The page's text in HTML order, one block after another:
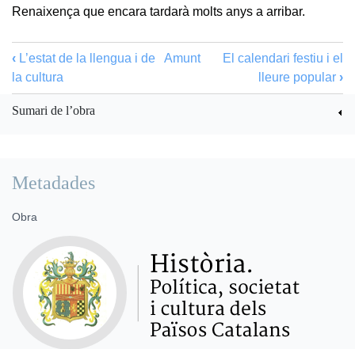
Renaixença que encara tardarà molts anys a arribar.
‹ L’estat de la llengua i de
la cultura
Amunt
El calendari festiu i el
lleure popular ›
Sumari de l’obra
Metadades
Obra